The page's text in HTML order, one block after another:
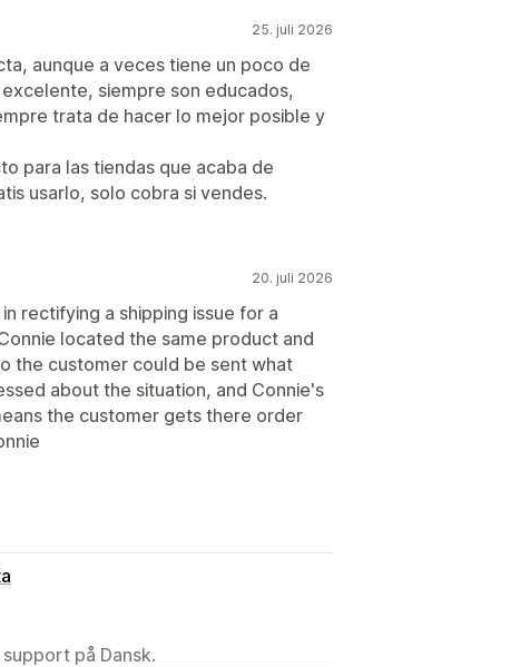
25. juli 2026
aunque a veces tiene un poco de
siempre son educados,
trata de hacer lo mejor posible y
para las tiendas que acaba de
usarlo, solo cobra si vendes.
20. juli 2026
rectifying a shipping issue for a
located the same product and
the customer could be sent what
about the situation, and Connie's
the customer gets there order
på Dansk.